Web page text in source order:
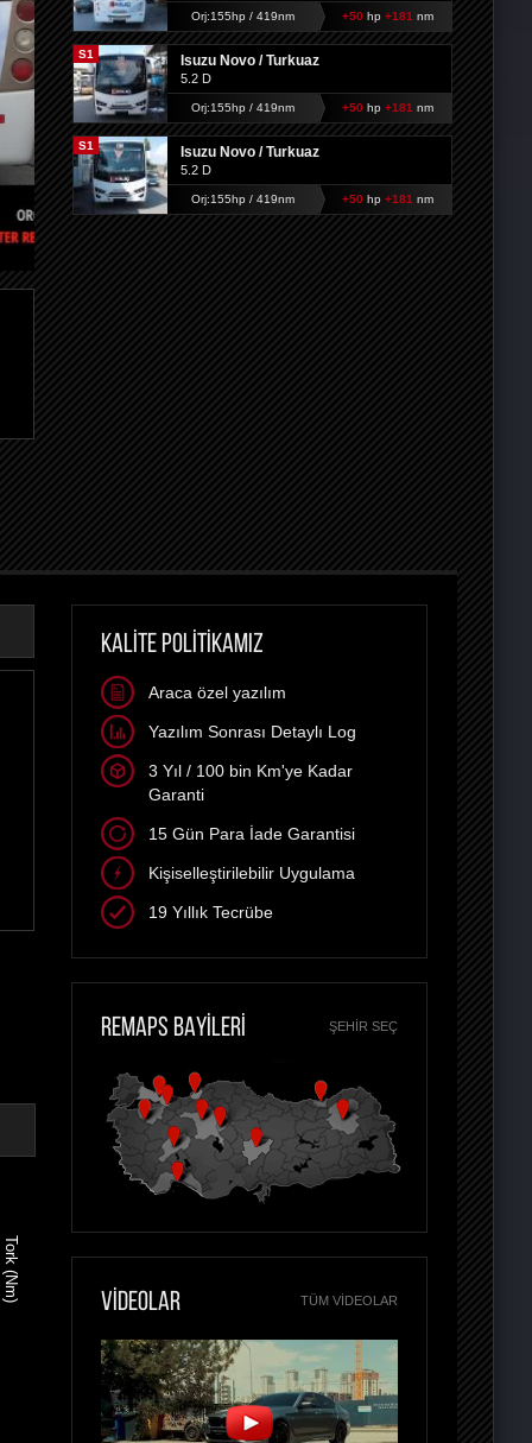
Orj:155hp / 419nm +50 hp +181 nm
S1 Isuzu Novo / Turkuaz
5.2 D
Orj:155hp / 419nm +50 hp +181 nm
S1 Isuzu Novo / Turkuaz
5.2 D
Orj:155hp / 419nm +50 hp +181 nm
Tork (Nm)
KALİTE POLİTİKAMIZ
Araca özel yazılım
Yazılım Sonrası Detaylı Log
3 Yıl / 100 bin Km'ye Kadar
Garanti
15 Gün Para İade Garantisi
Kişiselleştirilebilir Uygulama
19 Yıllık Tecrübe
REMAPS BAYİLERİ ŞEHIR SEÇ
VİDEOLAR TÜM VIDEOLAR